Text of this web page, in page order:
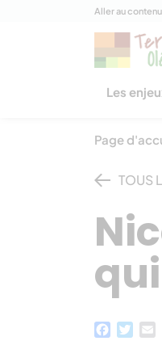
Panneau de gestion des
Aller au contenu
Les
Page
TOUS